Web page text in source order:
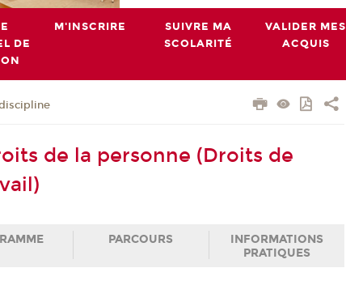
DE
M'INSCRIRE
SUIVRE MA
SCOLARITÉ
VALIDER MES
ACQUIS
de la personne (Droits de
PARCOURS
INFORMATIONS
PRATIQUES